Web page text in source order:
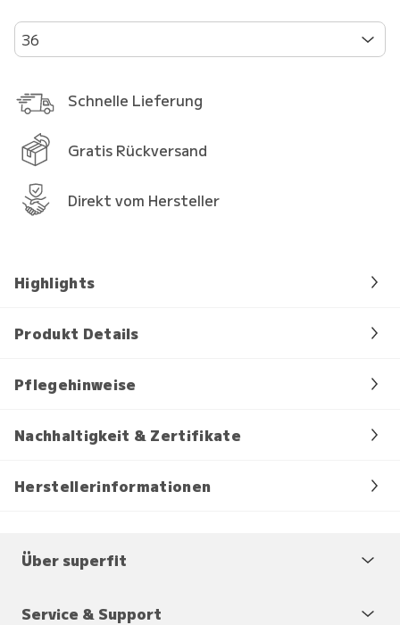
36
Schnelle Lieferung
Gratis Rückversand
Direkt vom Hersteller
Highlights
Produkt Details
Pflegehinweise
Nachhaltigkeit & Zertifikate
Herstellerinformationen
Über superfit
Service & Support